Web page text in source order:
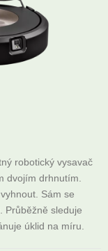
robotický vysavač
dvojím drhnutím.
Sám se
Průběžně sleduje
úklid na míru.